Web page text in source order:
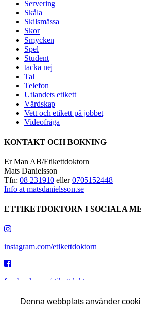
Denna webbplats använder
Servering
Skåla
Skilsmässa
Skor
Smycken
Spel
Student
tacka nej
Tal
Telefon
Utlandets etikett
Värdskap
Vett och etikett på jobbet
Videofråga
KONTAKT OCH BOKNING
Er Man AB/Etikettdoktorn
Mats Danielsson
Tfn: 08 231910 eller0705152448
Info at matsdanielsson.se
ETTIKETDOKTORN I SOCIALA
instagram.com/etikettdoktorn
facebook.com/etikettdoktorn